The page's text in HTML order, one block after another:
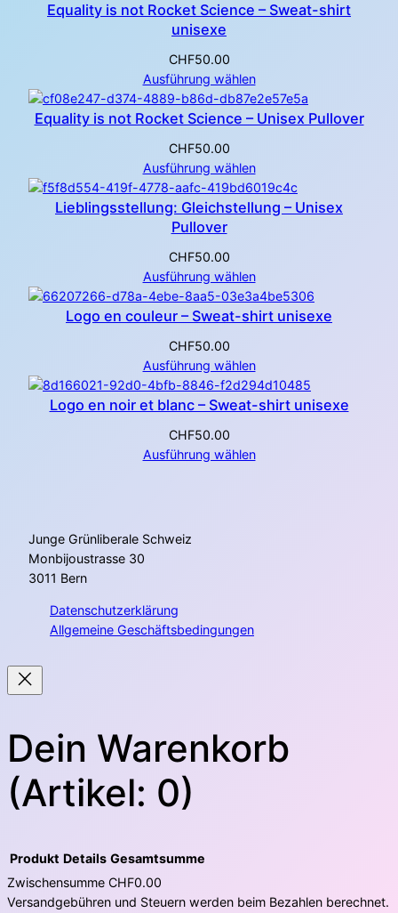
Equality is not Rocket Science – Sweat-shirt
unisexe
CHF50.00
Ausführung wählen
Equality is not Rocket Science – Unisex Pullover
CHF50.00
Ausführung wählen
Lieblingsstellung: Gleichstellung – Unisex
Pullover
CHF50.00
Ausführung wählen
Logo en couleur – Sweat-shirt unisexe
CHF50.00
Ausführung wählen
Logo en noir et blanc – Sweat-shirt unisexe
CHF50.00
Ausführung wählen
Junge Grünliberale Schweiz
Monbijoustrasse 30
3011 Bern
Datenschutzerklärung
Allgemeine Geschäftsbedingungen
Dein Warenkorb
(Artikel: 0)
Produkt Details Gesamtsumme
Zwischensumme CHF0.00
Versandgebühren und Steuern werden beim Bezahlen berechnet.